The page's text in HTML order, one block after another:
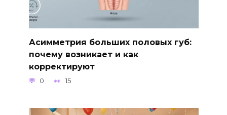
Асимметрия больших половых губ:
почему возникает и как
корректируют
0 15